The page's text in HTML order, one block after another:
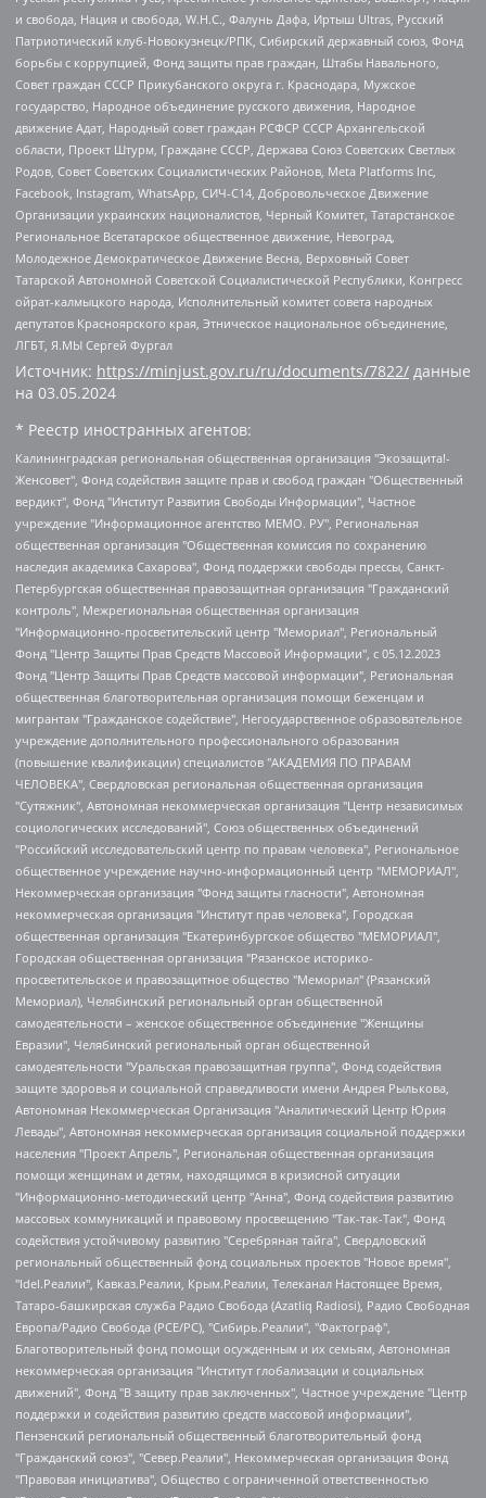
и свобода, Нация и свобода, W.H.С., Фалунь Дафа, Иртыш Ultras, Русский
Патриотический клуб-Новокузнецк/РПК, Сибирский державный союз, Фонд
борьбы с коррупцией, Фонд защиты прав граждан, Штабы Навального,
Совет граждан СССР Прикубанского округа г. Краснодара, Мужское
государство, Народное объединение русского движения, Народное
движение Адат, Народный совет граждан РСФСР СССР Архангельской
области, Проект Штурм, Граждане СССР, Держава Союз Советских Светлых
Родов, Совет Советских Социалистических Районов, Meta Platforms Inc,
Facebook, Instagram, WhatsApp, СИЧ-С14, Добровольческое Движение
Организации украинских националистов, Черный Комитет, Татарстанское
Региональное Всетатарское общественное движение, Невоград,
Молодежное Демократическое Движение Весна, Верховный Совет
Татарской Автономной Советской Социалистической Республики, Конгресс
ойрат-калмыцкого народа, Исполнительный комитет совета народных
депутатов Красноярского края, Этническое национальное объединение,
ЛГБТ, Я.МЫ Сергей Фургал
Источник: https://minjust.gov.ru/ru/documents/7822/ данные
на 03.05.2024
* Реестр иностранных агентов:
Калининградская региональная общественная организация "Экозащита!-Женсовет", Фонд содействия защите прав и свобод граждан "Общественный вердикт", Фонд "Институт Развития Свободы Информации", Частное учреждение "Информационное агентство МЕМО. РУ", Региональная общественная организация "Общественная комиссия по сохранению наследия академика Сахарова", Фонд поддержки свободы прессы, Санкт-Петербургская общественная правозащитная организация "Гражданский контроль", Межрегиональная общественная организация "Информационно-просветительский центр "Мемориал", Региональный Фонд "Центр Защиты Прав Средств Массовой Информации", с 05.12.2023 Фонд "Центр Защиты Прав Средств массовой информации", Региональная общественная благотворительная организация помощи беженцам и мигрантам "Гражданское содействие", Негосударственное образовательное учреждение дополнительного профессионального образования (повышение квалификации) специалистов "АКАДЕМИЯ ПО ПРАВАМ ЧЕЛОВЕКА", Свердловская региональная общественная организация "Сутяжник", Автономная некоммерческая организация "Центр независимых социологических исследований", Союз общественных объединений "Российский исследовательский центр по правам человека", Региональное общественное учреждение научно-информационный центр "МЕМОРИАЛ", Некоммерческая организация "Фонд защиты гласности", Автономная некоммерческая организация "Институт прав человека", Городская общественная организация "Екатеринбургское общество "МЕМОРИАЛ", Городская общественная организация "Рязанское историко-просветительское и правозащитное общество "Мемориал" (Рязанский Мемориал), Челябинский региональный орган общественной самодеятельности – женское общественное объединение "Женщины Евразии", Челябинский региональный орган общественной самодеятельности "Уральская правозащитная группа", Фонд содействия защите здоровья и социальной справедливости имени Андрея Рылькова, Автономная Некоммерческая Организация "Аналитический Центр Юрия Левады", Автономная некоммерческая организация социальной поддержки населения "Проект Апрель", Региональная общественная организация помощи женщинам и детям, находящимся в кризисной ситуации "Информационно-методический центр "Анна", Фонд содействия развитию массовых коммуникаций и правовому просвещению "Так-так-Так", Фонд содействия устойчивому развитию "Серебряная тайга", Свердловский региональный общественный фонд социальных проектов "Новое время", "Idel.Реалии", Кавказ.Реалии, Крым.Реалии, Телеканал Настоящее Время, Татаро-башкирская служба Радио Свобода (Azatliq Radiosi), Радио Свободная Европа/Радио Свобода (PCE/PC), "Сибирь.Реалии", "Фактограф", Благотворительный фонд помощи осужденным и их семьям, Автономная некоммерческая организация "Институт глобализации и социальных движений", Фонд "В защиту прав заключенных", Частное учреждение "Центр поддержки и содействия развитию средств массовой информации", Пензенский региональный общественный благотворительный фонд "Гражданский союз", "Север.Реалии", Некоммерческая организация Фонд "Правовая инициатива", Общество с ограниченной ответственностью "Радио Свободная Европа/Радио Свобода", Чешское информационное агентство "MEDIUM-ORIENT", Красноярская региональная общественная организация "Мы против СПИДа", Камалягин Денис Николаевич, Маркелов Сергей Евгеньевич, Пономарев Лев Александрович, Савицкая Людмила Алексеевна, Автономная некоммерческая организация "Центр по работе с проблемой насилия "НАСИЛИЮ.НЕТ", Межрегиональный профессиональный союз работников здравоохранения "Альянс врачей", Юридическое лицо, зарегистрированное в Латвийской Республике, SIA "Medusa Project" (регистрационный номер 40103797863, дата регистрации 10.06.2014), Некоммерческая организация "Фонд по борьбе с коррупцией", Автономная некоммерческая организация "Институт права и публичной политики", Баданин Роман Сергеевич, Гликин Максим Александрович, Железнова Мария Михайловна, Лукьянова Юлия Сергеевна, Маетная Елизавета Витальевна, Маняхин Петр Борисович, Чуракова Ольга Владимировна, Ярош Юлия Петровна, Юридическое лицо "The Insider SIA", зарегистрированное в Риге, Латвийская Республика (дата регистрации 26.06.2015), являющееся администратором доменного имени интернет-издания "The Insider SIA", https://theins.ru, Постернак Алексей Евгеньевич, Рубин Михаил Аркадьевич, Анин Роман Александрович, Юридическое лицо Istories fonds, зарегистрированное в Латвийской Республике (регистрационный номер 50008295751, дата регистрации 24.02.2020), Великовский Дмитрий Александрович, Долинина Ирина Николаевна, Мароховская Алеся Алексеевна, Шлейнов Роман Юрьевич, Шмагун Олеся Валентиновна, Общество с ограниченной ответственностью "Альтаир 2021", Общество с ограниченной ответственностью "Вега 2021", Общество с ограниченной ответственностью "Главный редактор 2021", Общество с ограниченной ответственностью "Ромашки монолит", Важенков Артем Валерьевич, Ивановская областная общественная организация "Центр гендерных исследований", Гурман Юрий Альбертович, Медиапроект "ОВД-Инфо", Егоров Владимир Владимирович, Жилинский Владимир Александрович, Общество с ограниченной ответственностью "ЗП", Иванова София Юрьевна, Карезина Инна Павловна, Кильтау Екатерина Викторовна, Петров Алексей Викторович, Пискунов Сергей Евгеньевич, Смирнов Сергей Сергеевич, Тихонов Михаил Сергеевич, Общество с ограниченной ответственностью "ЖУРНАЛИСТ-ИНОСТРАННЫЙ АГЕНТ", Арапова Галина Юрьевна, Вольтская Татьяна Анатольевна, Американская компания "Mason G.E.S. Anonymous Foundation" (США), являющаяся владельцем интернет-издания https://mnews.world/, Компания "Stichting Bellingcat", зарегистрированная в Нидерландах (дата регистрации 11.07.2018), Захаров Андрей Вячеславович, Клепиковская Екатерина Дмитриевна, Общество с ограниченной ответственностью "МЕМО", Перл Роман Александрович, Симонов Евгений Алексеевич, Соловьева Елена Анатольевна, Сотников Даниил Владимирович, Сурначева Елизавета Дмитриевна, Автономная некоммерческая организация по защите прав человека и информированию населения "Якутия – Наше Мнение", Общество с ограниченной ответственностью "Москоу диджитал медиа", с 26.01.2023 Общество с ограниченной ответственностью "Чайка Белые сады", Ветошкина Валерия Валерьевна, Заговора Максим Александрович, Межрегиональное общественное движение "Российская ЛГБТ - сеть", Оленичев Максим Владимирович, Павлов Иван Юрьевич, Скворцова Елена Сергеевна, Общество с ограниченной ответственностью "Как бы инагент", Кочетков Игорь Викторович, Общество с ограниченной ответственностью "Честные выборы", Еланчик Олег Александрович, Общество с ограниченной ответственностью "Нобелевский призыв", Гималова Регина Эмилевна, Григорьев Андрей Валерьевич, Григорьева Алина Александровна, Ассоциация по содействию защите прав призывников, альтернативнослужащих и военнослужащих "Правозащитная группа "Гражданин.Армия.Право", Хисамова Регина Фаритовна, Автономная некоммерческая организация по реализации социально-правовых программ "Лилит", Дальневосточное общественное движение "Маяк", Санкт-Петербургская ЛГБТ-инициативная группа "Выход", Инициативная группа ЛГБТ+ "Реверс", Алексеев Андрей Викторович, Бекбулатова Таисия Львовна, Беляев Иван Михайлович, Владыкина Елена Сергеевна, Гельман Марат Александрович, Никульшина Вероника Юрьевна, Толоконникова Надежда Андреевна, Шендерович Виктор Анатольевич, Общество с ограниченной ответственностью "Данное сообщение", Общество с ограниченной ответственностью Издательский дом "Новая глава", Айнбиндер Александра Александровна, Московский комьюнити-центр для ЛГБТ+инициатив, Благотворительный фонд развития филантропии, Deutsche Welle (Германия, Kurt-Schumacher-Strasse 3, 53113 Bonn), Борзунова Мария Михайловна, Воробьев Виктор Викторович, Голубева Анна Львовна, Константинова Алла Михайловна, Малкова Ирина Владимировна, Мурадов Мурад Абдулгалимович, Осетинская Елизавета Николаевна, Понасенков Евгений Николаевич, Ганапольский Матвей Юрьевич, Киселев Евгений Алексеевич, Борухович Ирина Григорьевна, Дремин Иван Тимофеевич, Дубровский Дмитрий Викторович, Красноярская региональная общественная организация поддержки и развития альтернативных образовательных технологий и межкультурных коммуникаций "ИНТЕРРА", Маяковская Екатерина Алексеевна, Фейгин Марк Захарович, Филимонов Андрей Викторович, Дзугкоева Регина Николаевна, Доброхотов Роман Александрович, Дудь Юрий Александрович, Елкин Сергей Владимирович, Кругликов Кирилл Игоревич, Сабунаева Мария Леонидовна, Семенов Алексей Владимирович, Шаинян Карен Багратович, Шульман Екатерина Михайловна, Асафьев Артур Валерьевич, Вахштайн Виктор Семенович, Венедиктов Алексей Алексеевич, Лушникова Екатерина Евгеньевна, Волков Леонид Михайлович, Невзоров Александр Глебович, Пархоменко Сергей Борисович, Сироткин Ярослав Николаевич, Кара-Мурза Владимир Владимирович, Баранова Наталья Владимировна, Гозман Леонид Яковлевич, Кагарлицкий Борис Юльевич, Климарев Михаил Валерьевич, Милов Владимир Станиславович, Автономная некоммерческая организация Краснодарский центр современного искусства "Типография", Моргенштерн Алишер Тагирович, Соболь Любовь Эдуардовна, Общество с ограниченной ответственностью "ЛИЗА НОРМ", Каспаров Гарри Кимович, Ходорковский Михаил Борисович, Общество с ограниченной ответственностью "Апрельские тезисы", Данилович Ирина Брониславовна, Кашин Олег Владимирович, Петров Николай Владимирович, Пивоваров Алексей Владимирович, Соколов Михаил Владимирович, Цветкова Юлия Владимировна, Чичваркин Евгений Александрович, Комитет против пыток/Команда против пыток, Общество с ограниченной ответственностью "Первый научный", Общество с ограниченной ответственностью "Вертолет и ко", Белоцерковская Вероника Борисовна, Кац Максим Евгеньевич, Лазарева Татьяна Юрьевна, Шаведдинов Руслан Табризович, Яшин Илья Валерьевич, Общество с ограниченной ответственностью "Иноагент ААВ", Алешковский Дмитрий Петрович, Альбац Евгения Марковна, Быков Дмитрий Львович, Галямина Юлия Евгеньевна, Лойко Сергей Леонидович, Мартынов Кирилл Константинович, Медведев Сергей Александрович, Крашенинников Федор Геннадиевич, Гордеева Катерина Вл